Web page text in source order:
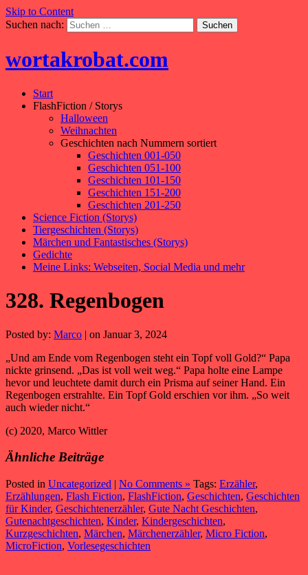
Skip to Content
Suchen nach:
wortakrobat.com
Start
FlashFiction / Storys
Halloween
Weihnachten
Geschichten nach Nummern sortiert
Geschichten 001-050
Geschichten 051-100
Geschichten 101-150
Geschichten 151-200
Geschichten 201-250
Science Fiction (Storys)
Tiergeschichten (Storys)
Märchen und Fantastisches (Storys)
Gedichte
Meine Links: Webseiten, Social Media und mehr
328. Regenbogen
Posted by: Marco | on Januar 3, 2024
„Und am Ende vom Regenbogen steht ein Topf voll Gold?“ Papa
nickte grinsend. „Das ist voll weit weg.“ Papa holte eine Lampe
hevor und leuchtete damit durch ein Prisma auf seiner Hand. Ein
Regenbogen erstrahlte. Ein Topf Gold erschien vor ihm. „So weit
auch wieder nicht.“
(c) 2020, Marco Wittler
Ähnliche Beiträge
Posted in Uncategorized | No Comments » Tags: Erzähler,
Erzählungen, Flash Fiction, FlashFiction, Geschichten, Geschichten
für Kinder, Geschichtenerzähler, Gute Nacht Geschichten,
Gutenachtgeschichten, Kinder, Kindergeschichten,
Kurzgeschichten, Märchen, Märchenerzähler, Micro Fiction,
MicroFiction, Vorlesegeschichten